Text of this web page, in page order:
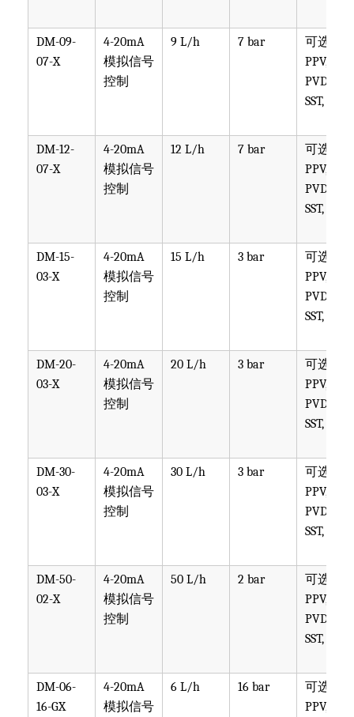
DM-09-
07-X
4-20mA
模拟信号
控制
9 L/h 7 bar
可选
PPV, PVT,
PVDF,
SST, PTFE
DM-12-
07-X
4-20mA
模拟信号
控制
12 L/h 7 bar
可选
PPV, PVT,
PVDF,
SST, PTFE
DM-15-
03-X
4-20mA
模拟信号
控制
15 L/h 3 bar
可选
PPV, PVT,
PVDF,
SST, PTFE
DM-20-
03-X
4-20mA
模拟信号
控制
20 L/h 3 bar
可选
PPV, PVT,
PVDF,
SST, PTFE
DM-30-
03-X
4-20mA
模拟信号
控制
30 L/h 3 bar
可选
PPV, PVT,
PVDF,
SST, PTFE
DM-50-
02-X
4-20mA
模拟信号
控制
50 L/h 2 bar
可选
PPV, PVT,
PVDF,
SST, PTFE
DM-06-
16-GX
4-20mA
模拟信号
6 L/h 16 bar
可选
PPV, PVT,